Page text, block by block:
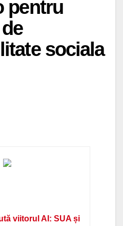
pentru
sociala
viitorul AI: SUA și